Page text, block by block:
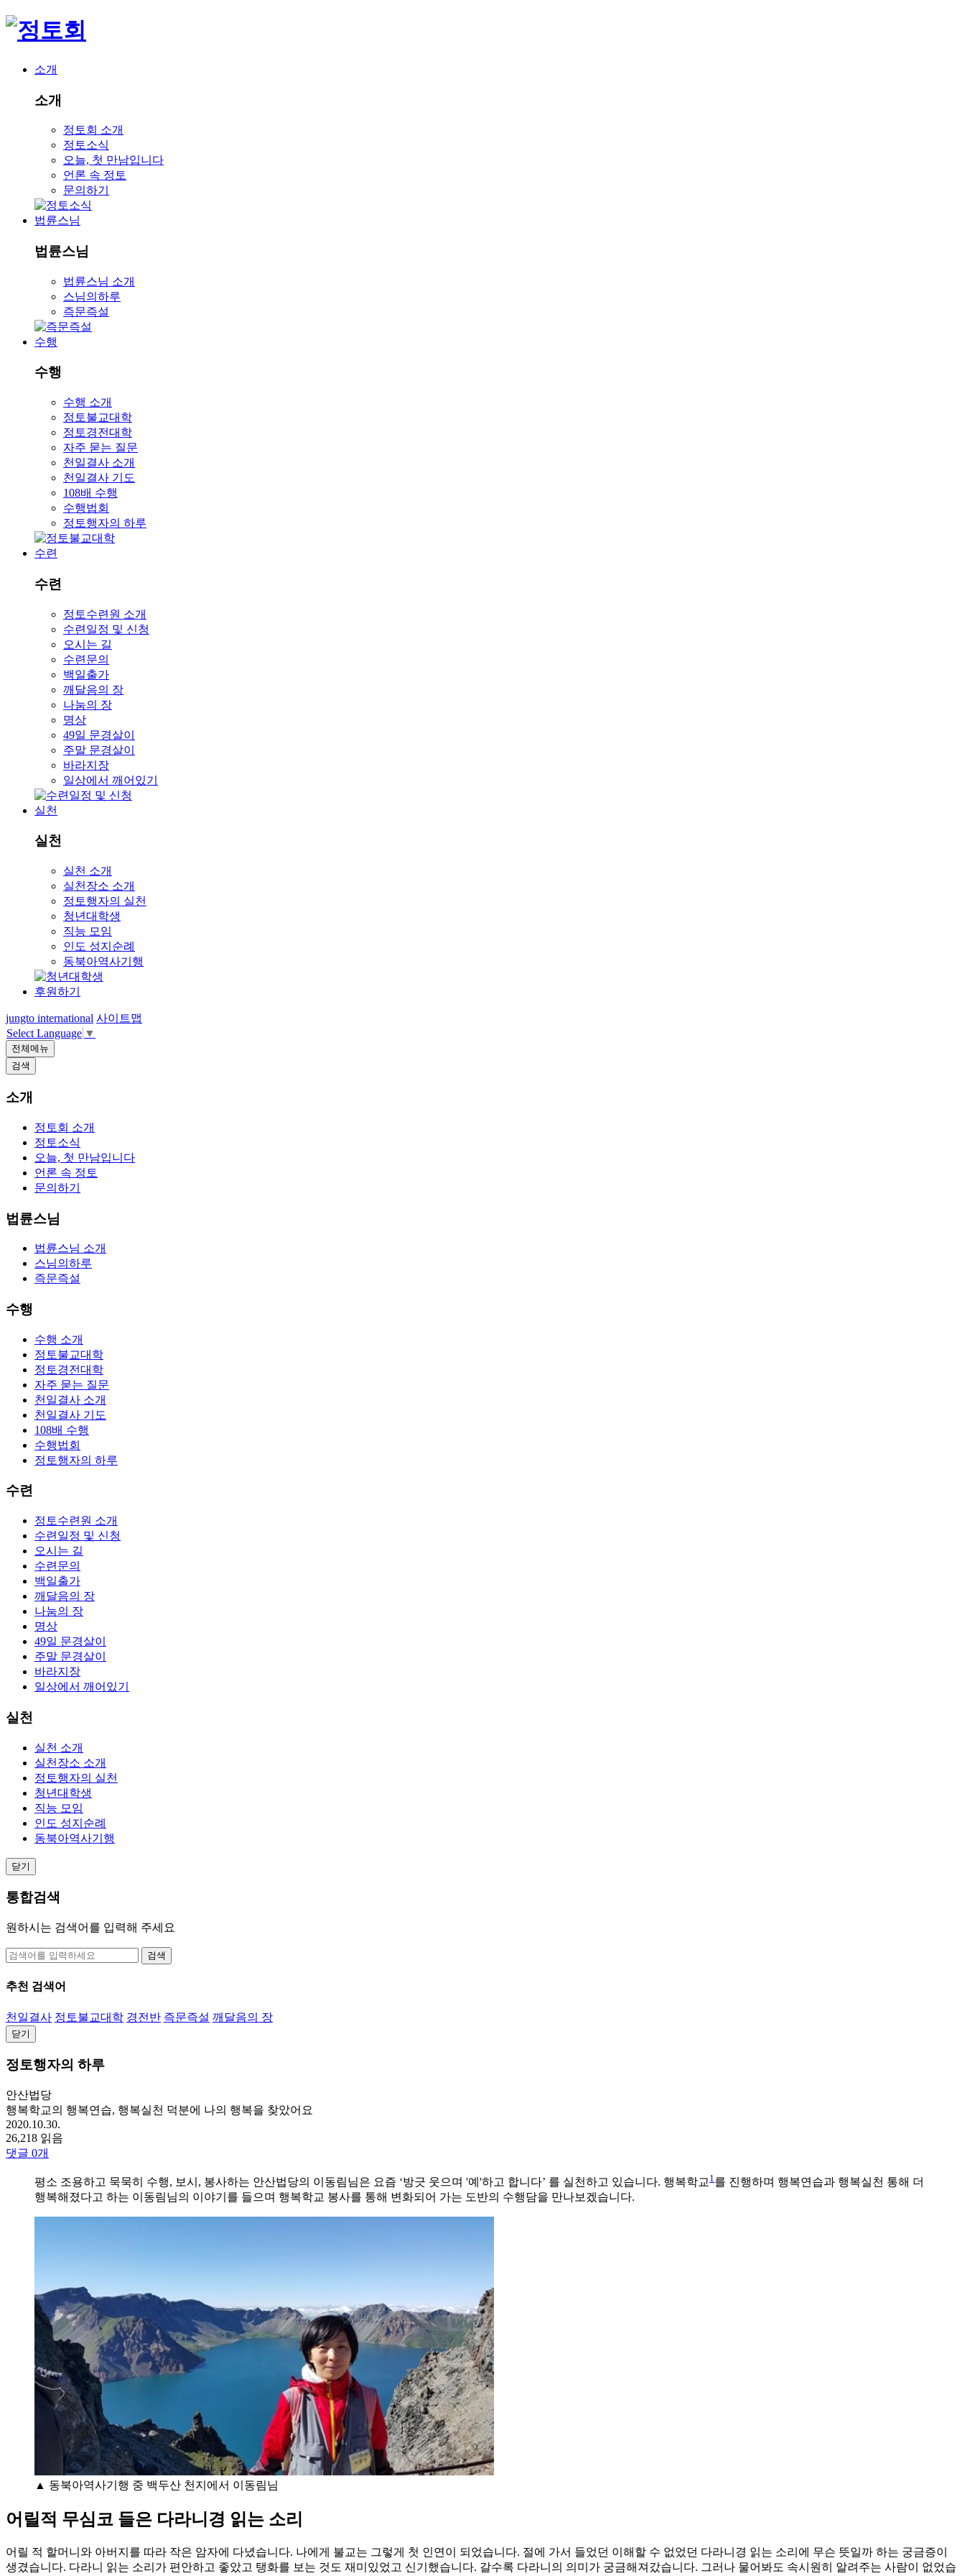
소개
소개
정토회 소개
정토소식
오늘, 첫 만남입니다
언론 속 정토
문의하기
법륜스님
법륜스님
법륜스님 소개
스님의하루
즉문즉설
수행
수행
수행 소개
정토불교대학
정토경전대학
자주 묻는 질문
천일결사 소개
천일결사 기도
108배 수행
수행법회
정토행자의 하루
수련
수련
정토수련원 소개
수련일정 및 신청
오시는 길
수련문의
백일출가
깨달음의 장
나눔의 장
명상
49일 문경살이
주말 문경살이
바라지장
일상에서 깨어있기
실천
실천
실천 소개
실천장소 소개
정토행자의 실천
청년대학생
직능 모임
인도 성지순례
동북아역사기행
후원하기
jungto international 사이트맵
Select Language ▼
전체메뉴
검색
소개
정토회 소개
정토소식
오늘, 첫 만남입니다
언론 속 정토
문의하기
법륜스님
법륜스님 소개
스님의하루
즉문즉설
수행
수행 소개
정토불교대학
정토경전대학
자주 묻는 질문
천일결사 소개
천일결사 기도
108배 수행
수행법회
정토행자의 하루
수련
정토수련원 소개
수련일정 및 신청
오시는 길
수련문의
백일출가
깨달음의 장
나눔의 장
명상
49일 문경살이
주말 문경살이
바라지장
일상에서 깨어있기
실천
실천 소개
실천장소 소개
정토행자의 실천
청년대학생
직능 모임
인도 성지순례
동북아역사기행
닫기
통합검색
원하시는 검색어를 입력해 주세요
검색
추천 검색어
천일결사 정토불교대학 경전반 즉문즉설 깨달음의 장
닫기
정토행자의 하루
안산법당
행복학교의 행복연습, 행복실천 덕분에 나의 행복을 찾았어요
2020.10.30.
26,218 읽음
댓글 0개
평소 조용하고 묵묵히 수행, 보시, 봉사하는 안산법당의 이동림님은 요즘 ‘방긋 웃으며 '예'하고 합니다’ 를 실천하고 있습니다. 행복학교 1 를 진행하며 행복연습과 행복실천 통해 더
행복해졌다고 하는 이동림님의 이야기를 들으며 행복학교 봉사를 통해 변화되어 가는 도반의 수행담을 만나보겠습니다.
▲ 동북아역사기행 중 백두산 천지에서 이동림님
어릴적 무심코 들은 다라니경 읽는 소리
어릴 적 할머니와 아버지를 따라 작은 암자에 다녔습니다. 나에게 불교는 그렇게 첫 인연이 되었습니다. 절에 가서 들었던 이해할 수 없었던 다라니경 읽는 소리에 무슨 뜻일까 하는 궁금증이
생겼습니다. 다라니 읽는 소리가 편안하고 좋았고 탱화를 보는 것도 재미있었고 신기했습니다. 갈수록 다라니의 의미가 궁금해져갔습니다. 그러나 물어봐도 속시원히 알려주는 사람이 없었습